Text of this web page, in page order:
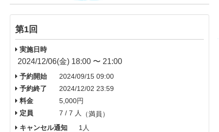
第1回
実施日時
2024/12/06(金) 18:00 〜 21:00
予約開始
2024/09/15 09:00
予約終了
2024/12/02 23:59
料金
5,000円
定員
7 / 7 人
（満員）
キャンセル通知
1人